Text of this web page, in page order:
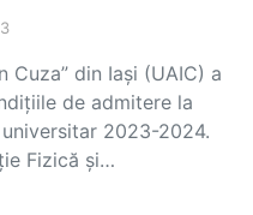
Cuza” din Iași (UAIC) a
de admitere la
2023-2024.
Fizică și…